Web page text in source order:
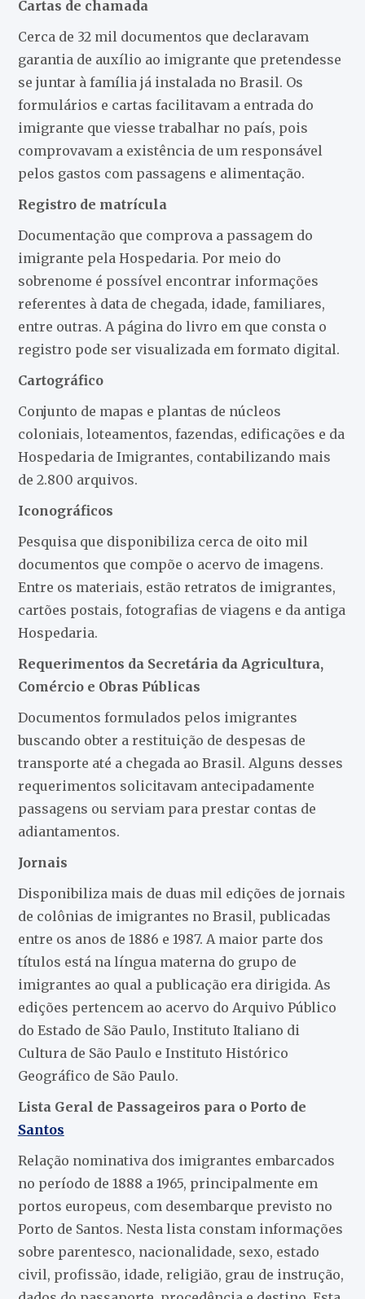
Cartas de chamada
Cerca de 32 mil documentos que declaravam
garantia de auxílio ao imigrante que pretendesse
se juntar à família já instalada no Brasil. Os
formulários e cartas facilitavam a entrada do
imigrante que viesse trabalhar no país, pois
comprovavam a existência de um responsável
pelos gastos com passagens e alimentação.
Registro de matrícula
Documentação que comprova a passagem do
imigrante pela Hospedaria. Por meio do
sobrenome é possível encontrar informações
referentes à data de chegada, idade, familiares,
entre outras. A página do livro em que consta o
registro pode ser visualizada em formato digital.
Cartográfico
Conjunto de mapas e plantas de núcleos
coloniais, loteamentos, fazendas, edificações e da
Hospedaria de Imigrantes, contabilizando mais
de 2.800 arquivos.
Iconográficos
Pesquisa que disponibiliza cerca de oito mil
documentos que compõe o acervo de imagens.
Entre os materiais, estão retratos de imigrantes,
cartões postais, fotografias de viagens e da antiga
Hospedaria.
Requerimentos da Secretária da Agricultura,
Comércio e Obras Públicas
Documentos formulados pelos imigrantes
buscando obter a restituição de despesas de
transporte até a chegada ao Brasil. Alguns desses
requerimentos solicitavam antecipadamente
passagens ou serviam para prestar contas de
adiantamentos.
Jornais
Disponibiliza mais de duas mil edições de jornais
de colônias de imigrantes no Brasil, publicadas
entre os anos de 1886 e 1987. A maior parte dos
títulos está na língua materna do grupo de
imigrantes ao qual a publicação era dirigida. As
edições pertencem ao acervo do Arquivo Público
do Estado de São Paulo, Instituto Italiano di
Cultura de São Paulo e Instituto Histórico
Geográfico de São Paulo.
Lista Geral de Passageiros para o Porto de
Santos
Relação nominativa dos imigrantes embarcados
no período de 1888 a 1965, principalmente em
portos europeus, com desembarque previsto no
Porto de Santos. Nesta lista constam informações
sobre parentesco, nacionalidade, sexo, estado
civil, profissão, idade, religião, grau de instrução,